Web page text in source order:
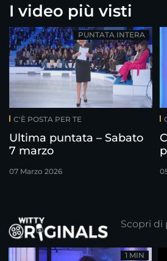
I video più visti
C'È POSTA PER TE
Ultima puntata – Sabato
7 marzo
07 Marzo 2026
PUNTATA INTERA
Scopri di
1 MIN